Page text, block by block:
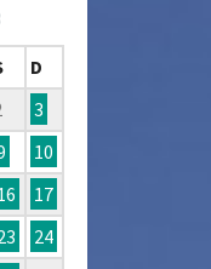
D
3
10
17
24